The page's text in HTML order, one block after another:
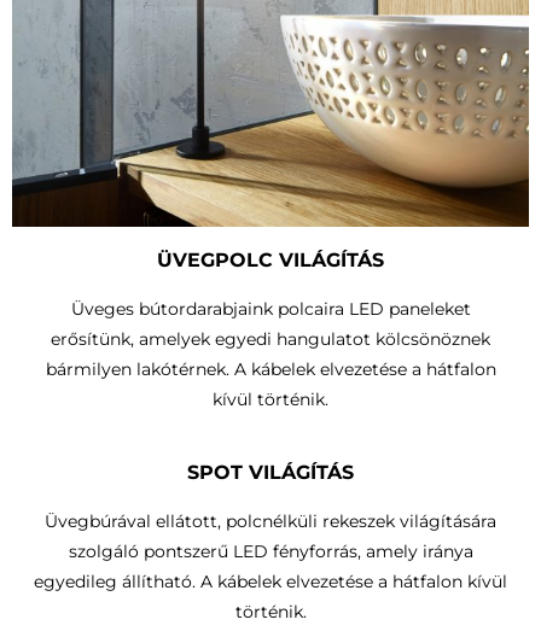
ÜVEGPOLC VILÁGÍTÁS
Üveges bútordarabjaink polcaira LED paneleket
erősítünk, amelyek egyedi hangulatot kölcsönöznek
bármilyen lakótérnek. A kábelek elvezetése a hátfalon
kívül történik.
SPOT VILÁGÍTÁS
Üvegbúrával ellátott, polcnélküli rekeszek világítására
szolgáló pontszerű LED fényforrás, amely iránya
egyedileg állítható. A kábelek elvezetése a hátfalon kívül
történik.